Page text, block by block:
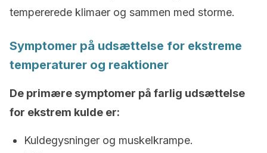
tempererede klimaer og sammen med storme.
Symptomer på udsættelse for ekstreme
temperaturer og reaktioner
De primære symptomer på farlig udsættelse
for ekstrem kulde er:
Kuldegysninger og muskelkrampe.